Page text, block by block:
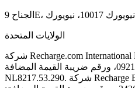
الجناح 9E، نيويورك 10017، نيويورك
الولايات المتحدة
شركة Recharge.com International BV مسجلة لدى غرفة التجارة
الهولندية برقم: 09213436، ورقم ضريبة القيمة المضافة:
NL8217.53.290. شركة Recharge BV مسجلة لدى غرفة التجارة